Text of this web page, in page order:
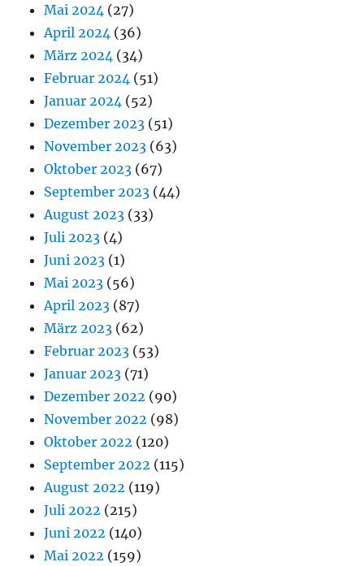
Mai 2024 (27)
April 2024 (36)
März 2024 (34)
Februar 2024 (51)
Januar 2024 (52)
Dezember 2023 (51)
November 2023 (63)
Oktober 2023 (67)
September 2023 (44)
August 2023 (33)
Juli 2023 (4)
Juni 2023 (1)
Mai 2023 (56)
April 2023 (87)
März 2023 (62)
Februar 2023 (53)
Januar 2023 (71)
Dezember 2022 (90)
November 2022 (98)
Oktober 2022 (120)
September 2022 (115)
August 2022 (119)
Juli 2022 (215)
Juni 2022 (140)
Mai 2022 (159)